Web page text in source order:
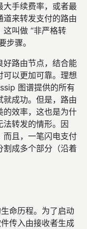
大手续费率，或者最
道来转发支付的路由
叫做 “非严格转
步骤。
好路由节点，结合能
以更加可靠。理想
图谱提供的所有
成功。但是，路由
的效率，这也是为什
法转发的情形。因
而且，一笔闪电支付
割成多个部分（沿着
命历程。为了启动
传入由接收者生成